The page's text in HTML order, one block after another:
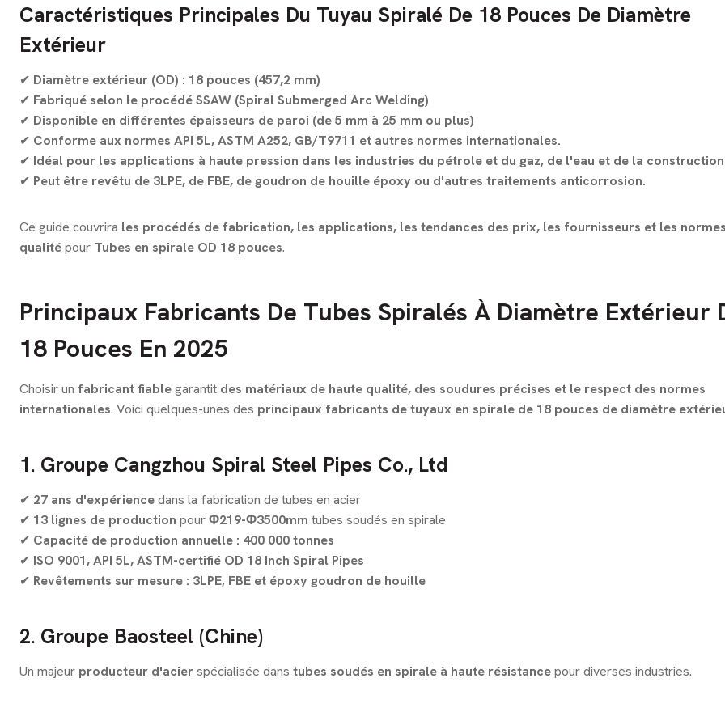
Caractéristiques Principales Du Tuyau Spiralé De 18 Pouces De Diamètre
Extérieur
✔ Diamètre extérieur (OD) : 18 pouces (457,2 mm)
✔ Fabriqué selon le procédé SSAW (Spiral Submerged Arc Welding)
✔ Disponible en différentes épaisseurs de paroi (de 5 mm à 25 mm ou plus)
✔ Conforme aux normes API 5L, ASTM A252, GB/T9711 et autres normes internationales.
✔ Idéal pour les applications à haute pression dans les industries du pétrole et du gaz, de l'eau et de la construction
✔ Peut être revêtu de 3LPE, de FBE, de goudron de houille époxy ou d'autres traitements anticorrosion.
Ce guide couvrira les procédés de fabrication, les applications, les tendances des prix, les fournisseurs et les
qualitépour Tubes en spirale OD 18 pouces.
Principaux Fabricants De Tubes Spiralés À Diamètre Extérieur
18 Pouces En 2025
Choisir un fabricant fiablegarantit des matériaux de haute qualité, des soudures précises et le respect des normes
internationales. Voici quelques-unes des principaux fabricants de tuyaux en spirale de 18 pouces de diamètre
1. Groupe Cangzhou Spiral Steel Pipes Co., Ltd
✔ 27 ans d'expériencedans la fabrication de tubes en acier
✔ 13 lignes de production pourΦ219-Φ3500mm tubes soudés en spirale
✔ Capacité de production annuelle : 400 000 tonnes
✔ ISO 9001, API 5L, ASTM-certifié OD 18 Inch Spiral Pipes
✔ Revêtements sur mesure : 3LPE, FBE et époxy goudron de houille
2. Groupe Baosteel (Chine)
Un majeur producteur d'acierspécialisée dans tubes soudés en spirale à haute résistancepour diverses industries.